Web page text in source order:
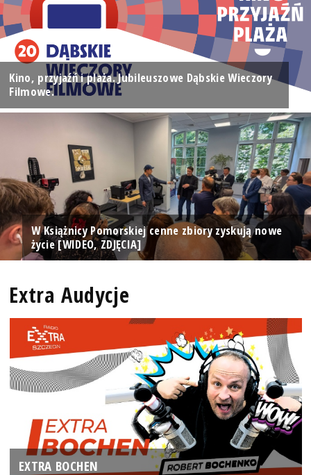
Kino, przyjaźń i plaża. Jubileuszowe Dąbskie Wieczory
Filmowe.
W Książnicy Pomorskiej cenne zbiory zyskują nowe
życie [WIDEO, ZDJĘCIA]
Extra Audycje
EXTRA BOCHEN